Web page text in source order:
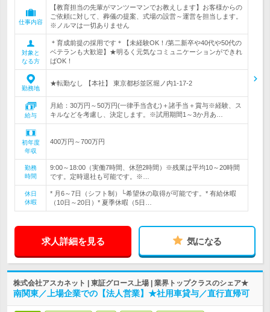
仕事内容
【教育担当の先輩がマンツーマンでお教えします】お客様からの
ご依頼に対して、葬儀の提案、式場の設営～運営を担当します。
※ノルマは一切ありません
対象と
なる方
＊育成前提の採用です＊【未経験OK！/第二新卒や40代や50代の
ベテランも大歓迎】★明るく元気なコミュニケーションができれ
ばOK！
勤務地
★転勤なし 【本社】 東京都杉並区堀ノ内1-17-2
給与
月給：30万円～50万円(一律手当含む)＋諸手当＋賞与※経験、ス
キルなどを考慮し、決定します。※試用期間1～3か月あ…
初年度
年収
400万円～700万円
勤務
時間
9:00～18:00（実働7時間、休憩2時間）※残業は平均10～20時間
です。定時退社も可能です。※…
休日
休暇
* 月6～7日（シフト制）└希望休の取得が可能です。* 有給休暇
（10日～20日）* 夏季休暇（5日…
求人詳細を見る 気になる
株式会社アスカネット | 東証グロース上場 | 業界トップクラスのシェア★
南関東／上場企業での【法人営業】★社用車貸与／直行直帰可